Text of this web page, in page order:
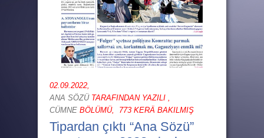
02.09.2022,
ANA SÖZÜTARAFINDAN YAZILI ,
CÜMNE BÖLÜMÜ, 773 KERÄ BAKILMIŞ
Tipardan çıktı “Ana Sözü”